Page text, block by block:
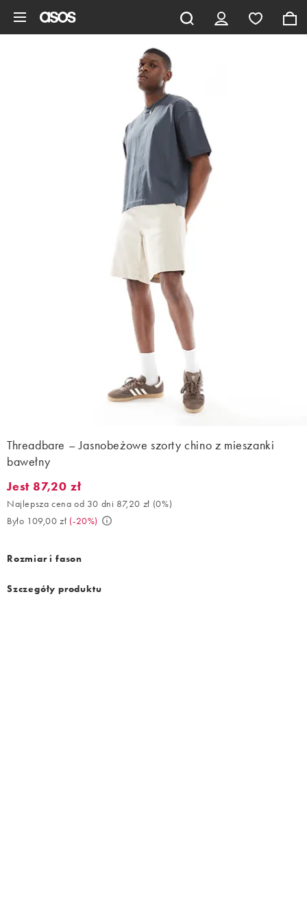
Threadbare – Jasnobeżowe szorty chino z mieszanki
bawełny
Jest 87,20 zł. Najlepsza cena od 30 dni 87,20 zł (0%). Było
Jest 87,20 zł
Najlepsza cena od 30 dni 87,20 zł (0%)
Było 109,00 zł (-20%)
Rozmiar i fason
Szczegóły produktu